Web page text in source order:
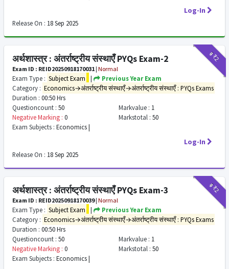
Log-In
Release On : 18 Sep 2025
₹9
₹2
अर्थशास्त्र : अंतर्राष्ट्रीय संस्थाएँ PYQs Exam-2
Exam ID : REID20250918170031 | Normal
Exam Type : Subject Exam |
Previous Year Exam
Category : Economics→अंतर्राष्ट्रीय संस्थाएँ→अंतर्राष्ट्रीय संस्थाएँ : PYQs Exams
Duration : 00:50 Hrs
Questioncount : 50 Markvalue : 1
Negative Marking : 0 Markstotal : 50
Exam Subjects : Economics |
Log-In
Release On : 18 Sep 2025
₹9
₹2
अर्थशास्त्र : अंतर्राष्ट्रीय संस्थाएँ PYQs Exam-3
Exam ID : REID20250918170039| Normal
Exam Type : Subject Exam |
Previous Year Exam
Category : Economics→अंतर्राष्ट्रीय संस्थाएँ→अंतर्राष्ट्रीय संस्थाएँ : PYQs Exams
Duration : 00:50 Hrs
Questioncount : 50 Markvalue : 1
Negative Marking : 0 Markstotal : 50
Exam Subjects : Economics |